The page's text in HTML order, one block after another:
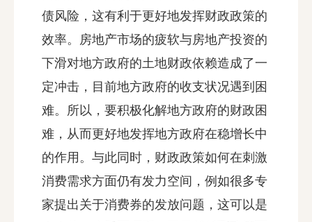
债风险，这有利于更好地发挥财政政策的
效率。房地产市场的疲软与房地产投资的
下滑对地方政府的土地财政依赖造成了一
定冲击，目前地方政府的收支状况遇到困
难。所以，要积极化解地方政府的财政困
难，从而更好地发挥地方政府在稳增长中
的作用。与此同时，财政政策如何在刺激
消费需求方面仍有发力空间，例如很多专
家提出关于消费券的发放问题，这可以是